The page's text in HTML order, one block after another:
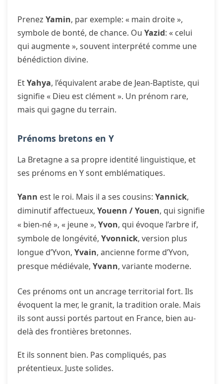
Prenez Yamin, par exemple: « main droite »,
symbole de bonté, de chance. Ou Yazid: « celui
qui augmente », souvent interprété comme une
bénédiction divine.
EtYahya, l’équivalent arabe de Jean-Baptiste, qui
signifie « Dieu est clément ». Un prénom rare,
mais qui gagne du terrain.
Prénoms bretons en Y
La Bretagne a sa propre identité linguistique, et
ses prénoms en Y sont emblématiques.
Yann est le roi. Mais il a ses cousins: Yannick,
diminutif affectueux, Youenn / Youen, qui signifie
« bien-né », « jeune », Yvon, qui évoque l’arbre if,
symbole de longévité, Yvonnick, version plus
longue d’Yvon, Yvain, ancienne forme d’Yvon,
presque médiévale, Yvann, variante moderne.
Ces prénoms ont un ancrage territorial fort. Ils
évoquent la mer, le granit, la tradition orale. Mais
ils sont aussi portés partout en France, bien au-
delà des frontières bretonnes.
Et ils sonnent bien. Pas compliqués, pas
prétentieux. Juste solides.